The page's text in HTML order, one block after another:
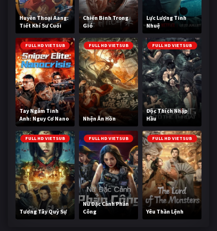
Huyền Thoại Aang:
Tiết Khí Sư Cuối
Cùng
Chiến Binh Trong
Gió
Lực Lượng Tinh
Nhuệ
FULL HD VIETSUB
Tay Ngắm Tinh
Anh: Nguy Cơ Nano
FULL HD VIETSUB
Nhện Ăn Hồn
FULL HD VIETSUB
Độc Thích Nhập
Hầu
FULL HD VIETSUB
Tương Tây Quỷ Sự
FULL HD VIETSUB
Nữ Đặc Cảnh Phản
Công
FULL HD VIETSUB
Yêu Thần Lệnh